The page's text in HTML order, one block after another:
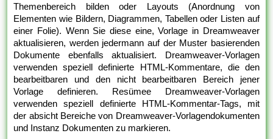
Themenbereich bilden oder Layouts (Anordnung von
Elementen wie Bildern, Diagrammen, Tabellen oder Listen auf
einer Folie). Wenn Sie diese eine, Vorlage in Dreamweaver
aktualisieren, werden jedermann auf der Muster basierenden
Dokumente ebenfalls aktualisiert. Dreamweaver-Vorlagen
verwenden speziell definierte HTML-Kommentare, die den
bearbeitbaren und den nicht bearbeitbaren Bereich jener
Vorlage definieren. Resümee Dreamweaver-Vorlagen
verwenden speziell definierte HTML-Kommentar-Tags, mit
der absicht Bereiche von Dreamweaver-Vorlagendokumenten
und Instanz Dokumenten zu markieren.